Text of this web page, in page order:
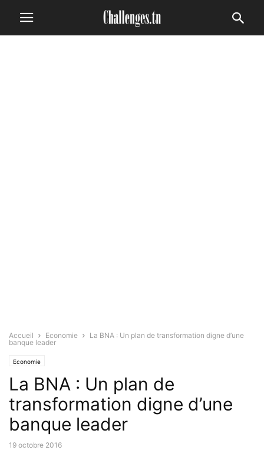
Accueil Economie
La BNA : Un plan de transformation digne d’une
banque leader
Economie
La BNA : Un plan de
transformation digne d’une
banque leader
19 octobre 2016